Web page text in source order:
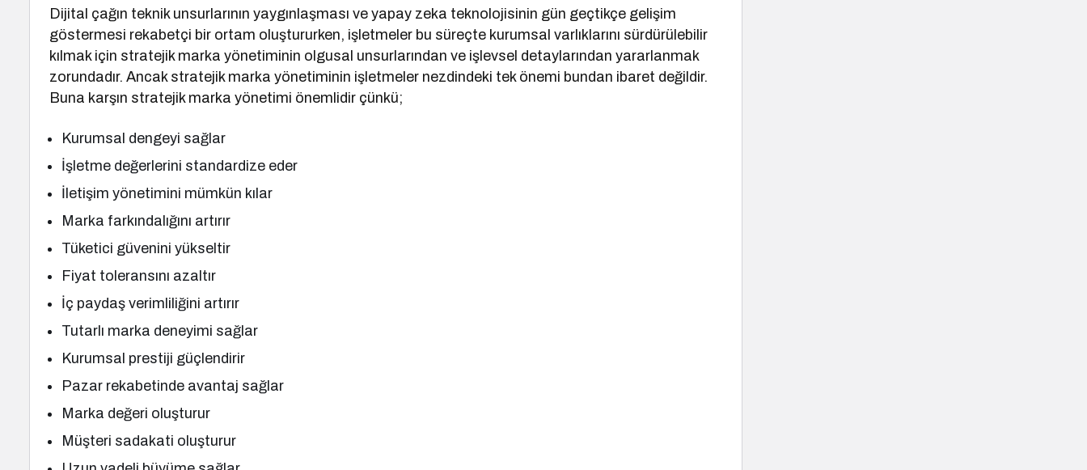
Dijital çağın teknik unsurlarının yaygınlaşması ve yapay zeka teknolojisinin gün geçtikçe gelişim
göstermesi rekabetçi bir ortam oluştururken, işletmeler bu süreçte kurumsal varlıklarını sürdürülebilir
kılmak için stratejik marka yönetiminin olgusal unsurlarından ve işlevsel detaylarından yararlanmak
zorundadır. Ancak stratejik marka yönetiminin işletmeler nezdindeki tek önemi bundan ibaret değildir.
Buna karşın stratejik marka yönetimi önemlidir çünkü;
Kurumsal dengeyi sağlar
İşletme değerlerini standardize eder
İletişim yönetimini mümkün kılar
Marka farkındalığını artırır
Tüketici güvenini yükseltir
Fiyat toleransını azaltır
İç paydaş verimliliğini artırır
Tutarlı marka deneyimi sağlar
Kurumsal prestiji güçlendirir
Pazar rekabetinde avantaj sağlar
Marka değeri oluşturur
Müşteri sadakati oluşturur